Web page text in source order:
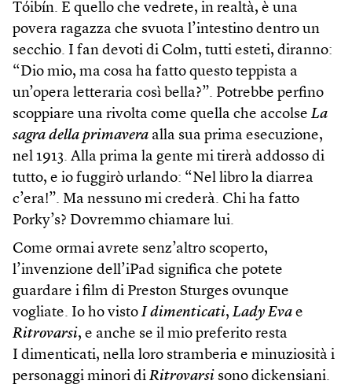
Tóibín. E quello che vedrete, in realtà, è una
povera ragazza che svuota l’intestino dentro un
secchio. I fan devoti di Colm, tutti esteti, diranno:
“Dio mio, ma cosa ha fatto questo teppista a
un’opera letteraria così bella?”. Potrebbe perfino
scoppiare una rivolta come quella che accolse La
sagra della primavera alla sua prima esecuzione,
nel 1913. Alla prima la gente mi tirerà addosso di
tutto, e io fuggirò urlando: “Nel libro la diarrea
c’era!”. Ma nessuno mi crederà. Chi ha fatto
Porky’s? Dovremmo chiamare lui.
Come ormai avrete senz’altro scoperto,
l’invenzione dell’iPad significa che potete
guardare i film di Preston Sturges ovunque
vogliate. Io ho visto I dimenticati, Lady Eva e
Ritrovarsi, e anche se il mio preferito resta
I dimenticati, nella loro stramberia e minuziosità i
personaggi minori di Ritrovarsi sono dickensiani.